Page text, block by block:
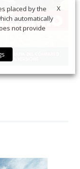
X
placed by the
automatically
not provide